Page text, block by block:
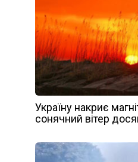
Україну накриє
сонячний вітер